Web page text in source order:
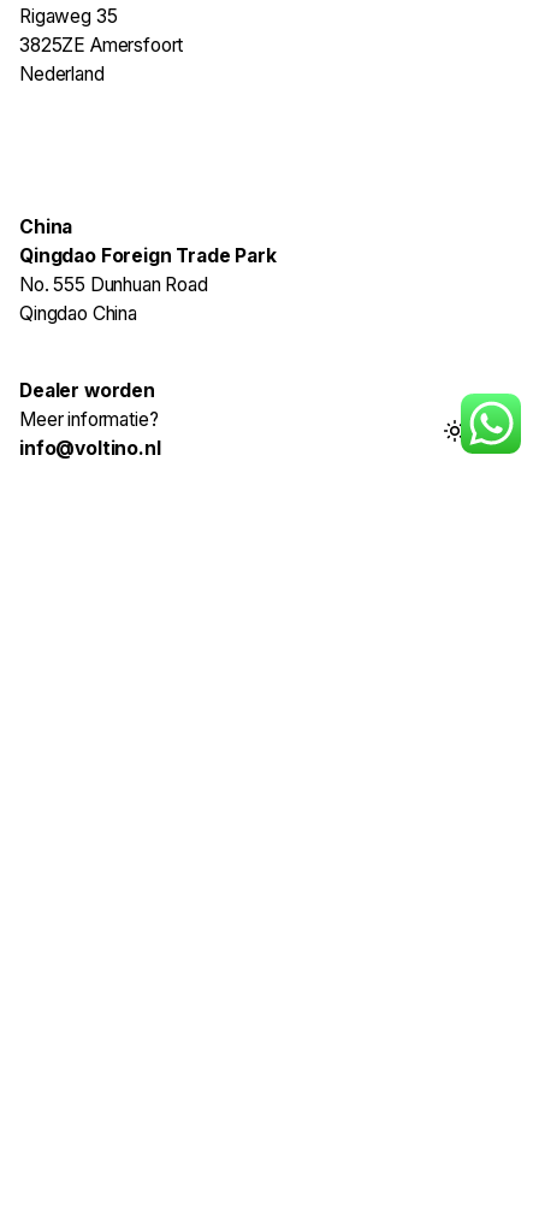
Rigaweg 35
3825ZE Amersfoort
Nederland
China
Qingdao Foreign Trade Park
No. 555 Dunhuan Road
Qingdao China
Dealer worden
Meer informatie?
info@voltino.nl